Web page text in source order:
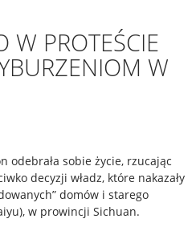
W PROTEŚCIE
W
odebrała sobie życie, rzucając
decyzji władz, które nakazały
domów i starego
w prowincji Sichuan.